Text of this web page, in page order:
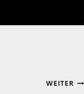
WEITER